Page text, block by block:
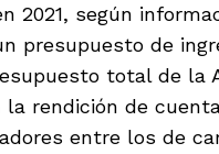
2021, según
presupuesto de
total de la
la rendición de
entre los de